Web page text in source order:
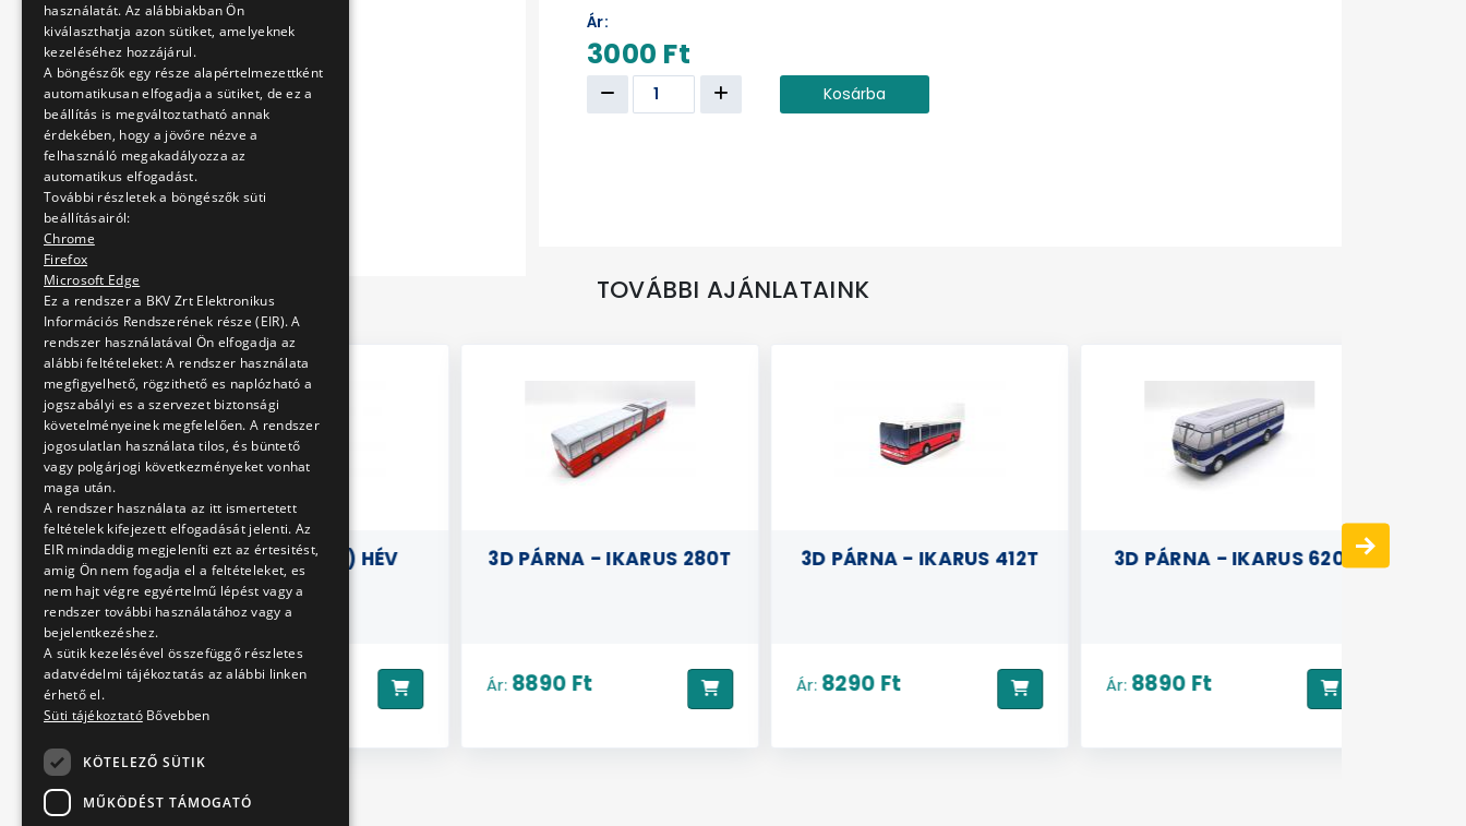
Ár:
3000 Ft
Kosárba
TOVÁBBI AJÁNLATAINK
KITŰZŐ (KEREK) HÉV
Ár:850 Ft
3D PÁRNA - IKARUS 280T
8890 Ft
3D PÁRNA - IKARUS 412T
8290 Ft
3D PÁRNA - IKARUS 620
8890 Ft
használatát. Az alábbiakban Ön
kiválaszthatja azon sütiket, amelyeknek
kezeléséhez hozzájárul.
A böngészők egy része alapértelmezettként
automatikusan elfogadja a sütiket, de ez a
beállítás is megváltoztatható annak
érdekében, hogy a jövőre nézve a
felhasználó megakadályozza az
automatikus elfogadást.
További részletek a böngészők süti
beállításairól:
Chrome
Firefox
Microsoft Edge
Ez a rendszer a BKV Zrt Elektronikus
Információs Rendszerének része (EIR). A
rendszer használatával Ön elfogadja az
alábbi feltételeket: A rendszer használata
megfigyelhető, rögzithető es naplózható a
jogszabályi es a szervezet biztonsági
követelményeinek megfelelően. A rendszer
jogosulatlan használata tilos, és büntető
vagy polgárjogi következményeket vonhat
maga után.
A rendszer használata az itt ismertetett
feltételek kifejezett elfogadását jelenti. Az
EIR mindaddig megjeleníti ezt az értesitést,
amig Ön nem fogadja el a feltételeket, es
nem hajt végre egyértelmű lépést vagy a
rendszer további használatához vagy a
bejelentkezéshez.
A sütik kezelésével összefüggő részletes
adatvédelmi tájékoztatás az alábbi linken
érhető el.
Süti tájékoztató Bővebben
KÖTELEZŐ SÜTIK
MŰKÖDÉST TÁMOGATÓ